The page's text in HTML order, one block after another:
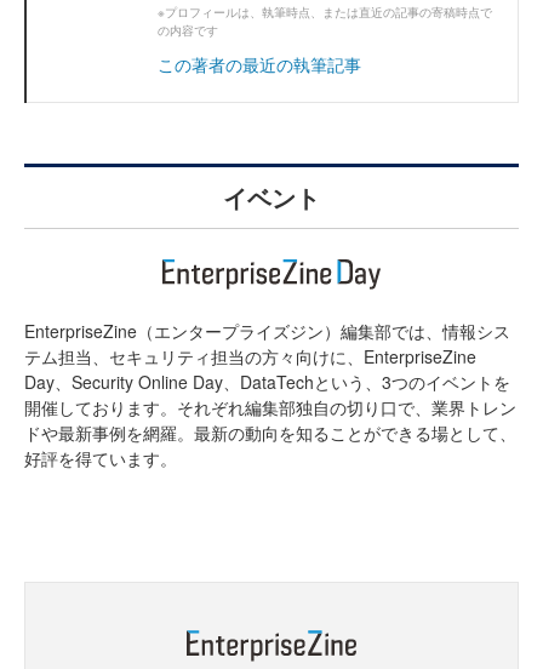
※プロフィールは、執筆時点、または直近の記事の寄稿時点で
の内容です
この著者の最近の執筆記事
イベント
EnterpriseZine（エンタープライズジン）編集部では、情報シス
テム担当、セキュリティ担当の方々向けに、EnterpriseZine
Day、Security Online Day、DataTechという、3つのイベントを
開催しております。それぞれ編集部独自の切り口で、業界トレン
ドや最新事例を網羅。最新の動向を知ることができる場として、
好評を得ています。